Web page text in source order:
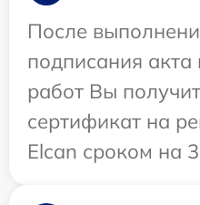
После
подписания
работ Вы
сертификат на
Elcan сроком на